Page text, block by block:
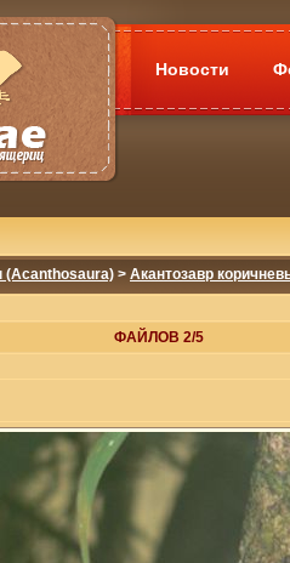
Новости
(Acanthosaura) > Акантозавр
ФАЙЛОВ 2/5